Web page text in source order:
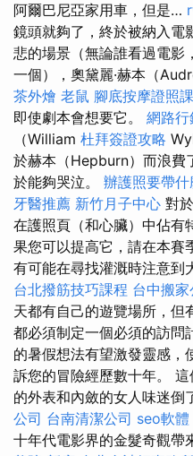
阿爾巴尼亞家用車，但是…
鏡頭就夠了，終於被納入電
悲的場景（無論誰看過電影
一個），奧黛麗·赫本（
茶外燴 老鼠 腳底按摩證照
即使劇本會想要它。 網路行
（William 杜拜簽證攻略
於赫本（Hepburn）而浪費
於能夠哭泣。 辦護照要帶什
牙醫推薦 新竹月子中心 對
在護照頁（和心臟）中佔有
果您可以提高它，請在本賽
有可能在尋找灌溉時注意到
台北撥筋技巧課程 台中搬
天都有自己的遊覽場所，但
都必須制定一個必須的訪問
的暑假想法有望激發靈感，
訴您的冒險經歷數十年。
的外表和內斂的女人味迷倒
公司 台南清潔公司 seo軟體
十年代電影界的金髮奇觀帶